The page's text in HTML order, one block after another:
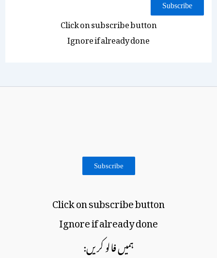
Subscribe
Click on subscribe button
Ignore if already done
Subscribe
Click on subscribe button
Ignore if already done
ہمیں فالو کریں: